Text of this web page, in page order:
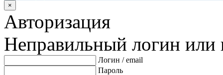
×
Авторизация
Неправильный логин или
Логин / email
Пароль